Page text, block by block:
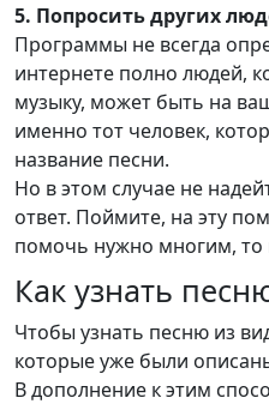
5. Попросить других
Программы не всегда
интернете полно людей,
музыку, может быть на
именно тот человек,
название песни.
Но в этом случае не
ответ. Поймите, на эту
помочь нужно многим,
Как узнать
Чтобы узнать песню из
которые уже были
В дополнение к этим